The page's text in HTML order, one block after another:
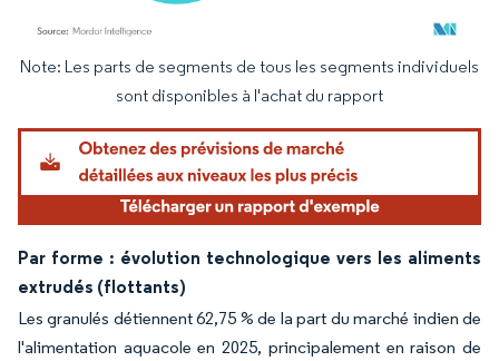
Image © Mordor Intelligence. La réutilisation nécessite une attribution sous CC BY
Note: Les parts de segments de tous les segments individuels
sont disponibles à l'achat du rapport
Par forme : évolution technologique vers les aliments
extrudés (flottants)
Les granulés détiennent 62,75 % de la part du marché indien de
l'alimentation aquacole en 2025, principalement en raison de